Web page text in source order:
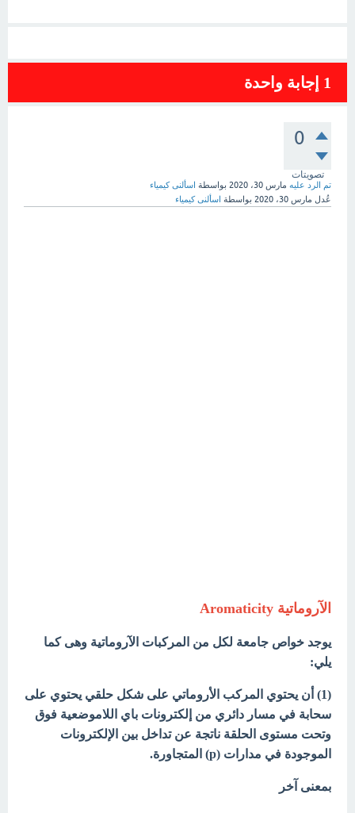
1 إجابة واحدة
0
تصويتات
تم الرد عليه مارس 30، 2020 بواسطة اسألنى كيمياء
عُدل مارس 30، 2020 بواسطة اسألنى كيمياء
الآروماتية Aromaticity
يوجد خواص جامعة لكل من المركبات الآروماتية وهى كما
يلي:
(1) أن يحتوي المركب الأروماتي على شكل حلقي يحتوي على
سحابة في مسار دائري من إلكترونات باي اللاموضعية فوق
وتحت مستوى الحلقة ناتجة عن تداخل بين الإلكترونات
الموجودة في مدارات (p) المتجاورة.
بمعنى آخر